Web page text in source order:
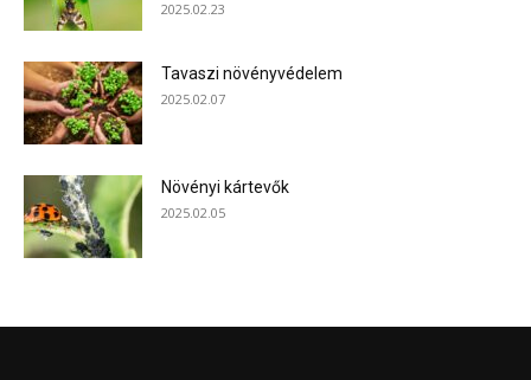
2025.02.23
Tavaszi növényvédelem
2025.02.07
Növényi kártevők
2025.02.05